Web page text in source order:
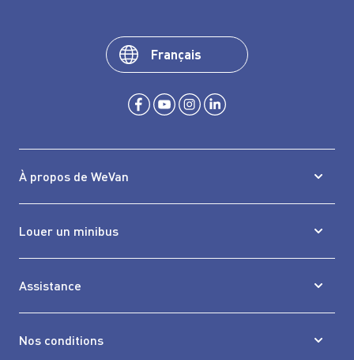
À propos de WeVan
Louer un minibus
Assistance
Nos conditions
Français